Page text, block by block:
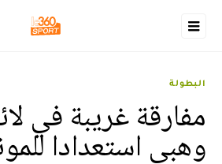
البطولة
مفارقة غريبة في
وهبي استعدادا